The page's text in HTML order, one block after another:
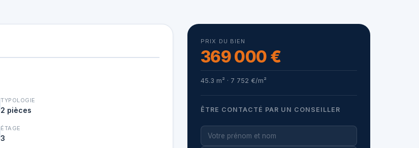
TYPOLOGIE
2 pièces
ÉTAGE
3
PRIX DU BIEN
369 000 €
45.3 m² · 7 752 €/m²
ÊTRE CONTACTÉ PAR UN CONSEILLER